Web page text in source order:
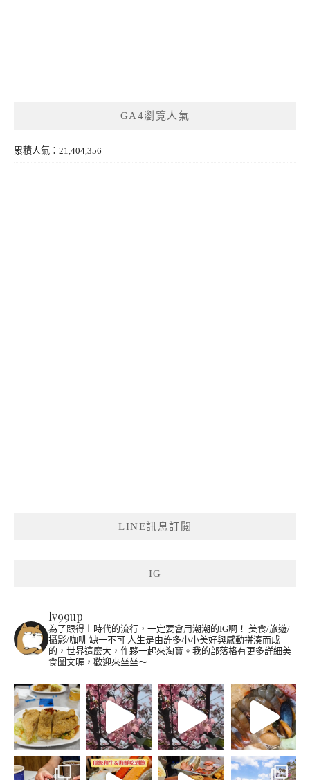
GA4瀏覽人氣
累積人氣：21,404,356
LINE訊息訂閱
IG
lv99up
為了跟得上時代的流行，一定要會用潮潮的IG啊！ 美食/旅遊/
攝影/咖啡 缺一不可 人生是由許多小小美好與感動拼湊而成
的，世界這麼大，作夥一起來淘寶。我的部落格有更多詳細美
食圖文喔，歡迎來坐坐～